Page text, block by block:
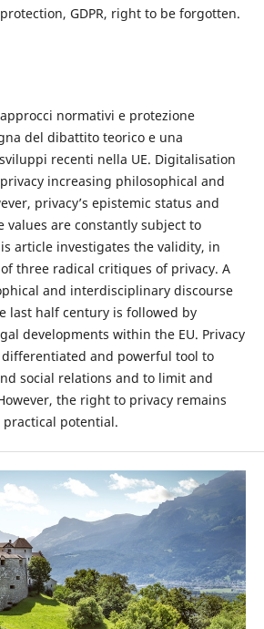
GDPR, right to be forgotten.
normativi e protezione
del dibattito teorico e una
recenti nella UE. Digitalisation
increasing philosophical and
privacy’s epistemic status and
values are constantly subject to
article investigates the validity, in
three radical critiques of privacy. A
and interdisciplinary discourse
last half century is followed by
developments within the EU. Privacy
and powerful tool to
social relations and to limit and
the right to privacy remains
potential.